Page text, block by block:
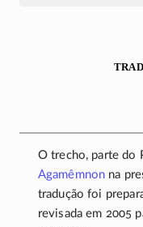
O trecho, parte do
Agamêmnon na
tradução foi
revisada em 2005